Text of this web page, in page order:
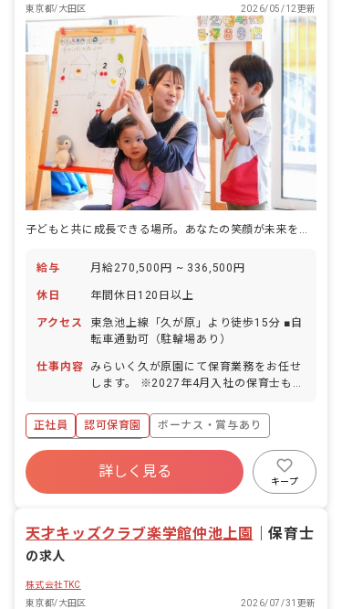
ちが、自分の個性と向き合い力強く輝け
るように。そのサポートをすることが私
たちの使命です。
東京都/大田区
2026/05/12更新
給与 月給270,500円 ~ 336,500円
休日 年間休日120日以上
アクセス
東急池上線「久が原」より徒歩15分 ■自
転車通勤可（駐輪場あり）
仕事内容
みらいく久が原園にて保育業務をお任せ
します。 ※2027年4月入社の保育士も募
め、配属先は希望をお聞きしながら決定
します。 ■具体的な仕事内容 0歳から6歳
までのお子さまの保育業務をお任せしま
す。一人ひとりの個性に向き合い、豊か
な成長を促します。子どもたちの興味関
心に合わせたプログラムを考え実施しま
は、現代と未来をつなぐ「子どもたちの
ように。そのサポートをすることが私た
正社員 認可保育園
ボーナス・賞与あり
年間休日120日以上
寮・住宅・家賃補助あり
社会保険完備
残業少なめ
詳しく見る
キープ
天才キッズクラブ楽学館仲池上園 ｜保育士
の求人
株式会社TKC
東京都/大田区
2026/07/31更新